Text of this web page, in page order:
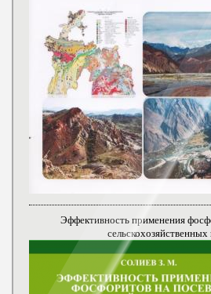
Эффективность применения
сельскохозяйственных